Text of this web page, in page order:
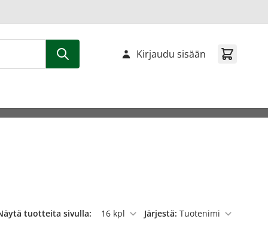
Kirjaudu sisään
tuotteita sivulla:
per sivu
Järjestä: